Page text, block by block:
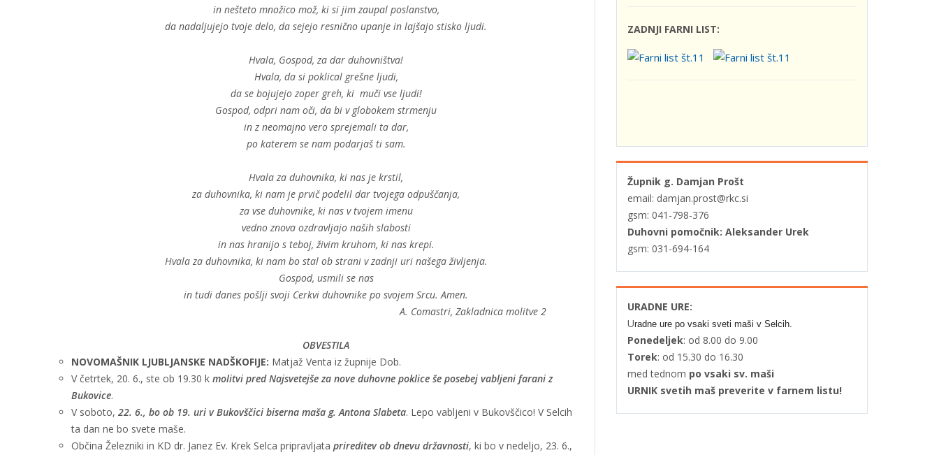
in nešteto množico mož, ki si jim zaupal poslanstvo,
da nadaljujejo tvoje delo, da sejejo resnično upanje in lajšajo stisko ljudi.
Hvala, Gospod, za dar duhovništva!
Hvala, da si poklical grešne ljudi,
da se bojujejo zoper greh, ki muči vse ljudi!
Gospod, odpri nam oči, da bi v globokem strmenju
in z neomajno vero sprejemali ta dar,
po katerem se nam podarjaš ti sam.
Hvala za duhovnika, ki nas je krstil,
za duhovnika, ki nam je prvič podelil dar tvojega odpuščanja,
za vse duhovnike, ki nas v tvojem imenu
vedno znova ozdravljajo naših slabosti
in nas hranijo s teboj, živim kruhom, ki nas krepi.
Hvala za duhovnika, ki nam bo stal ob strani v zadnji uri našega življenja.
Gospod, usmili se nas
in tudi danes pošlji svoji Cerkvi duhovnike po svojem Srcu. Amen.
A. Comastri, Zakladnica molitve 2
OBVESTILA
NOVOMAŠNIK LJUBLJANSKE NADŠKOFIJE: Matjaž Venta iz župnije Dob.
V četrtek, 20. 6., ste ob 19.30 k molitvi pred Najsvetejše za nove duhovne poklice še posebej vabljeni farani z
Bukovice.
V soboto, 22. 6., bo ob 19. uri v Bukovščici biserna maša g. Antona Slabeta. Lepo vabljeni v Bukovščico! V Selcih
ta dan ne bo svete maše.
Občina Železniki in KD dr. Janez Ev. Krek Selca pripravljata prireditev ob dnevu državnosti, ki bo v nedeljo, 23. 6.,
ZADNJI FARNI LIST:
Župnik g. Damjan Prošt
email: damjan.prost@rkc.si
gsm: 041-798-376
Duhovni pomočnik: Aleksander Urek
gsm: 031-694-164
URADNE URE:
Uradne ure po vsaki sveti maši v Selcih.
Ponedeljek: od 8.00 do 9.00
Torek: od 15.30 do 16.30
med tednom po vsaki sv. maši
URNIK svetih maš preverite v farnem listu!